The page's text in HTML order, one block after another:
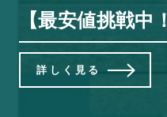
【最安値挑戦
詳しく見る